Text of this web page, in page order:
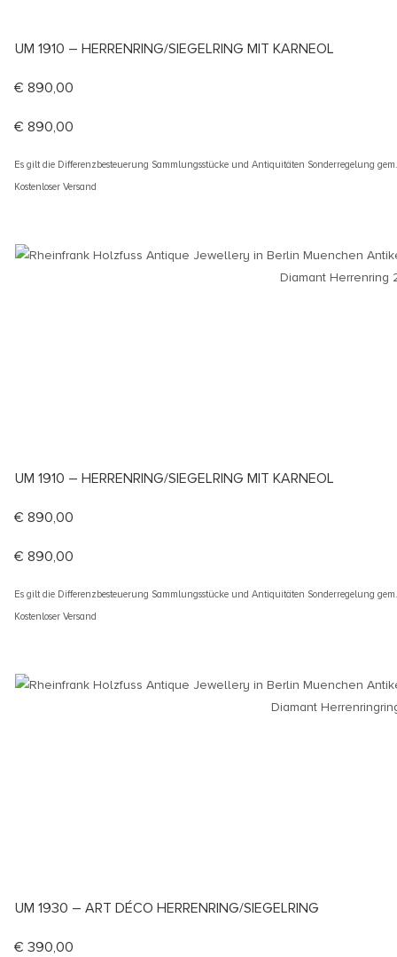
UM 1910 – HERRENRING/SIEGELRING MIT KARNEOL
€ 890,00
€ 890,00
Es gilt die Differenzbesteuerung Sammlungsstücke und Antiquitäten Sonderregelung
Kostenloser Versand
UM 1910 – HERRENRING/SIEGELRING MIT KARNEOL
€ 890,00
€ 890,00
Es gilt die Differenzbesteuerung Sammlungsstücke und Antiquitäten Sonderregelung
Kostenloser Versand
UM 1930 – ART DÉCO HERRENRING/SIEGELRING
€ 390,00